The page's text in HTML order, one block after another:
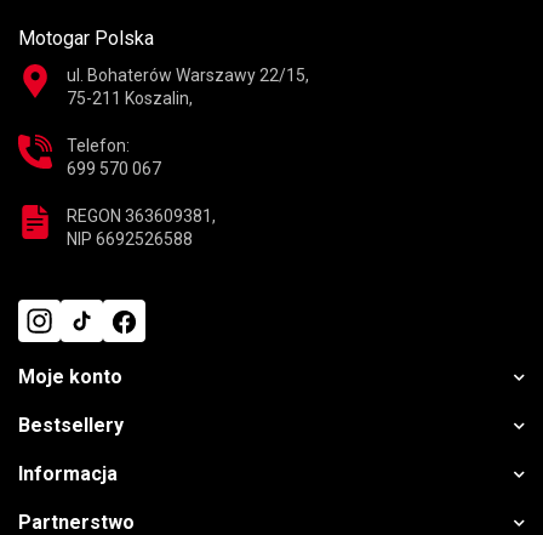
Motogar Polska
ul. Bohaterów Warszawy 22/15,
75-211 Koszalin,
Telefon:
699 570 067
REGON 363609381,
NIP 6692526588
Moje konto
Bestsellery
Informacja
Partnerstwo